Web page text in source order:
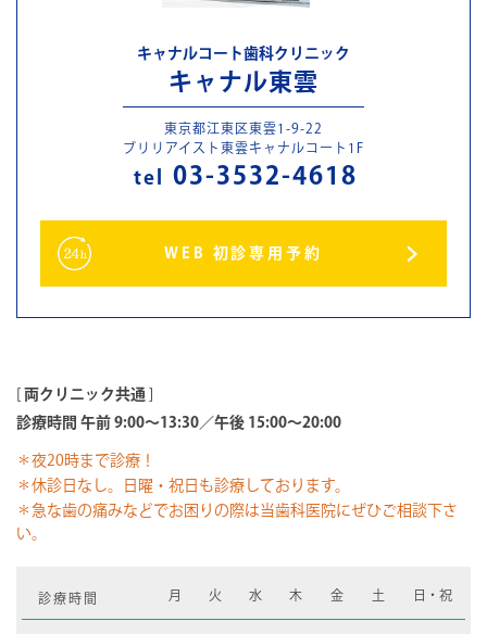
キャナルコート歯科クリニック
キャナル東雲
東京都江東区東雲1-9-22
ブリリアイスト東雲キャナルコート1F
tel 03-3532-4618
WEB 初診専用予約
[ 両クリニック共通 ]
診療時間 午前 9:00～13:30／午後 15:00～20:00
＊夜20時まで診療！
＊休診日なし。日曜・祝日も診療しております。
＊急な歯の痛みなどでお困りの際は当歯科医院にぜひご相談下さ
い。
診療時間 月 火 水 木 金 土 日・祝